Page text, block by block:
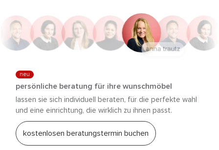
neu
persönliche beratung für ihre wunschmöbel
lassen sie sich individuell beraten, für die perfekte wahl
und eine einrichtung, die wirklich zu ihnen passt.
kostenlosen beratungstermin buchen
beatrix kist